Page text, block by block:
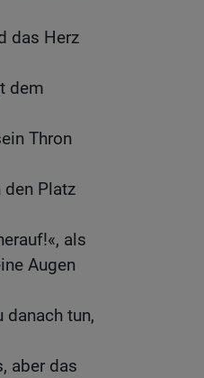
das Herz
dem
Thron
Platz
als
Augen
danach tun,
aber das